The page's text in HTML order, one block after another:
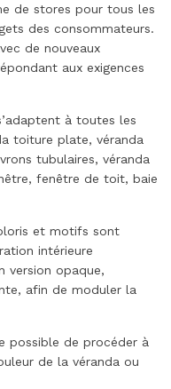
de stores pour tous les
des consommateurs.
de nouveaux
aux exigences
à toutes les
toiture plate, véranda
tubulaires, véranda
fenêtre de toit, baie
et motifs sont
intérieure
version opaque,
afin de moduler la
possible de procéder à
de la véranda ou